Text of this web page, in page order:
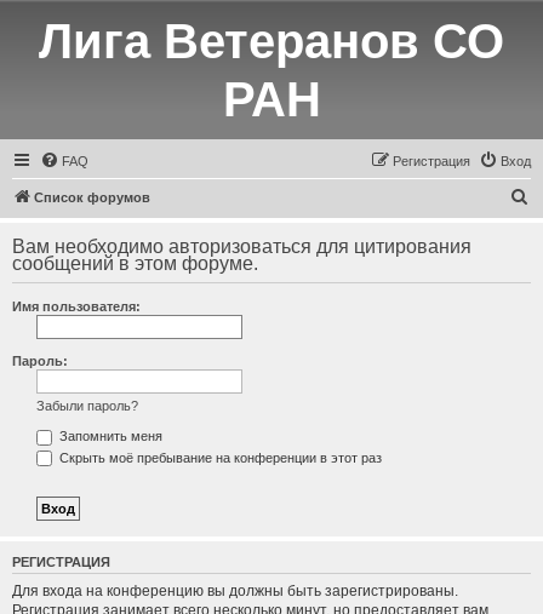
Лига Ветеранов СО
РАН
FAQ Вход
Регистрация
Список форумов
с
Вам необходимо авторизоваться для цитирования
сообщений в этом форуме.
Имя пользователя:
Пароль:
Забыли пароль?
Запомнить меня
Скрыть моё пребывание на конференции в этот раз
РЕГИСТРАЦИЯ
Для входа на конференцию вы должны быть зарегистрированы.
Регистрация занимает всего несколько минут, но предоставляет вам